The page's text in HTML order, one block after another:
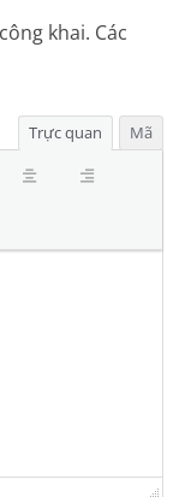
khai. Các
Trực quan Mã